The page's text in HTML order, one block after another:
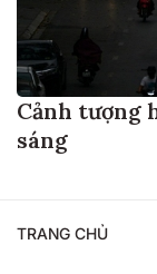
Cảnh tượng
sáng
TRANG CHỦ